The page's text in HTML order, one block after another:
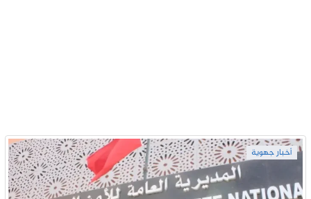
أخبار جهوية